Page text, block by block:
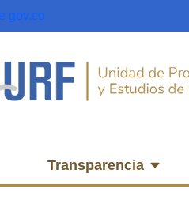
principal
Transparencia